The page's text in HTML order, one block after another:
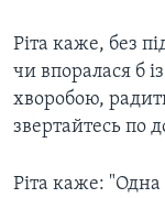
Ріта каже, без
чи впоралася б
хворобою,
звертайтесь по
Ріта каже: